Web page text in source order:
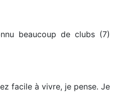
beaucoup de clubs (7)
facile à vivre, je pense. Je